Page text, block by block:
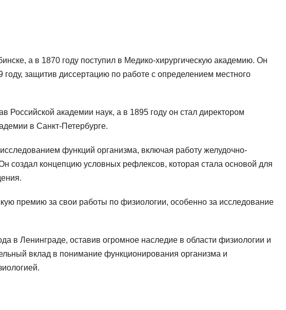
а в 1870 году поступил в Медико-хирургическую академию. Он
году, защитив диссертацию по работе с определением местного
Российской академии наук, а в 1895 году он стал директором
в Санкт-Петербурге.
функций организма, включая работу желудочно-
создал концепцию условных рефлексов, которая стала основой для
премию за свои работы по физиологии, особенно за исследование
в Ленинграде, оставив огромное наследие в области физиологии и
вклад в понимание функционирования организма и